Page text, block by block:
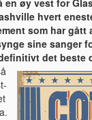
øy vest for
hvert
som har gått
sine sanger
det beste